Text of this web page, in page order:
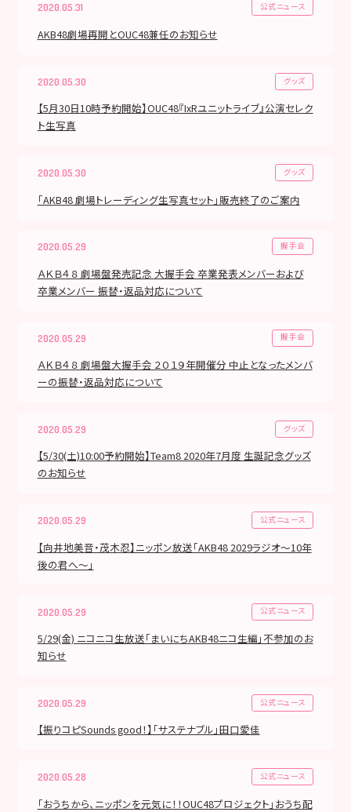
2020.05.31 公式ニュース
AKB48劇場再開とOUC48兼任のお知らせ
2020.05.30 グッズ
【5月30日10時予約開始】OUC48『IxRユニットライブ』公演セレク
ト生写真
2020.05.30 グッズ
「AKB48 劇場トレーディング生写真セット」販売終了のご案内
2020.05.29 握手会
ＡＫＢ４８ 劇場盤発売記念 大握手会 卒業発表メンバーおよび
卒業メンバー 振替・返品対応について
2020.05.29 握手会
ＡＫＢ４８ 劇場盤大握手会 ２０１９年開催分 中止となったメンバ
ーの振替・返品対応について
2020.05.29 グッズ
【5/30(土)10:00予約開始】Team8 2020年7月度 生誕記念グッズ
のお知らせ
2020.05.29 公式ニュース
【向井地美音・茂木忍】ニッポン放送「AKB48 2029ラジオ～10年
後の君へ～」
2020.05.29 公式ニュース
5/29(金) ニコニコ生放送「まいにちAKB48ニコ生編」不参加のお
知らせ
2020.05.29 公式ニュース
【振りコピSounds good！】「サステナブル」田口愛佳
2020.05.28 公式ニュース
「おうちから、ニッポンを元気に！！OUC48プロジェクト」おうち配